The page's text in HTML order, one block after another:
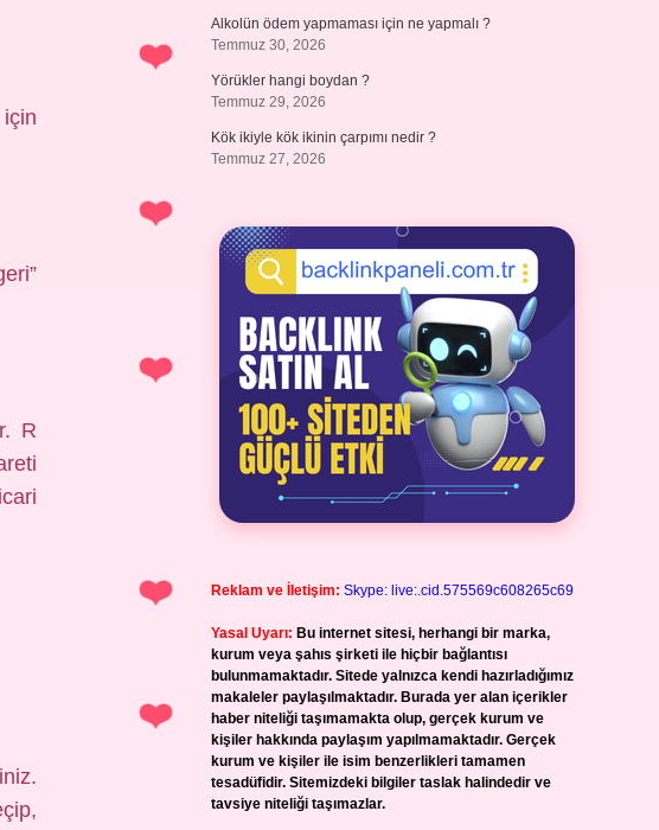
R
Alkolün ödem yapmaması için ne yapmalı ?
Temmuz 30, 2026
Yörükler hangi boydan ?
Temmuz 29, 2026
Kök ikiyle kök ikinin çarpımı nedir ?
Temmuz 27, 2026
Reklam ve İletişim: Skype: live:.cid.575569c608265c69
Yasal Uyarı: Bu internet sitesi, herhangi bir marka,
kurum veya şahıs şirketi ile hiçbir bağlantısı
bulunmamaktadır. Sitede yalnızca kendi hazırladığımız
makaleler paylaşılmaktadır. Burada yer alan içerikler
haber niteliği taşımamakta olup, gerçek kurum ve
kişiler hakkında paylaşım yapılmamaktadır. Gerçek
kurum ve kişiler ile isim benzerlikleri tamamen
tesadüfidir. Sitemizdeki bilgiler taslak halindedir ve
tavsiye niteliği taşımazlar.